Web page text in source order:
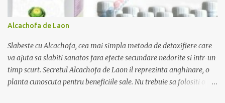
Alcachofa de Laon
Slabeste cu Alcachofa, cea mai simpla metoda de detoxifiere care
va ajuta sa slabiti sanatos fara efecte secundare nedorite si intr-un
timp scurt. Secretul Alcachofa de Laon il reprezinta anghinare, o
planta cunoscuta pentru beneficiile sale. Nu trebuie sa folositi o